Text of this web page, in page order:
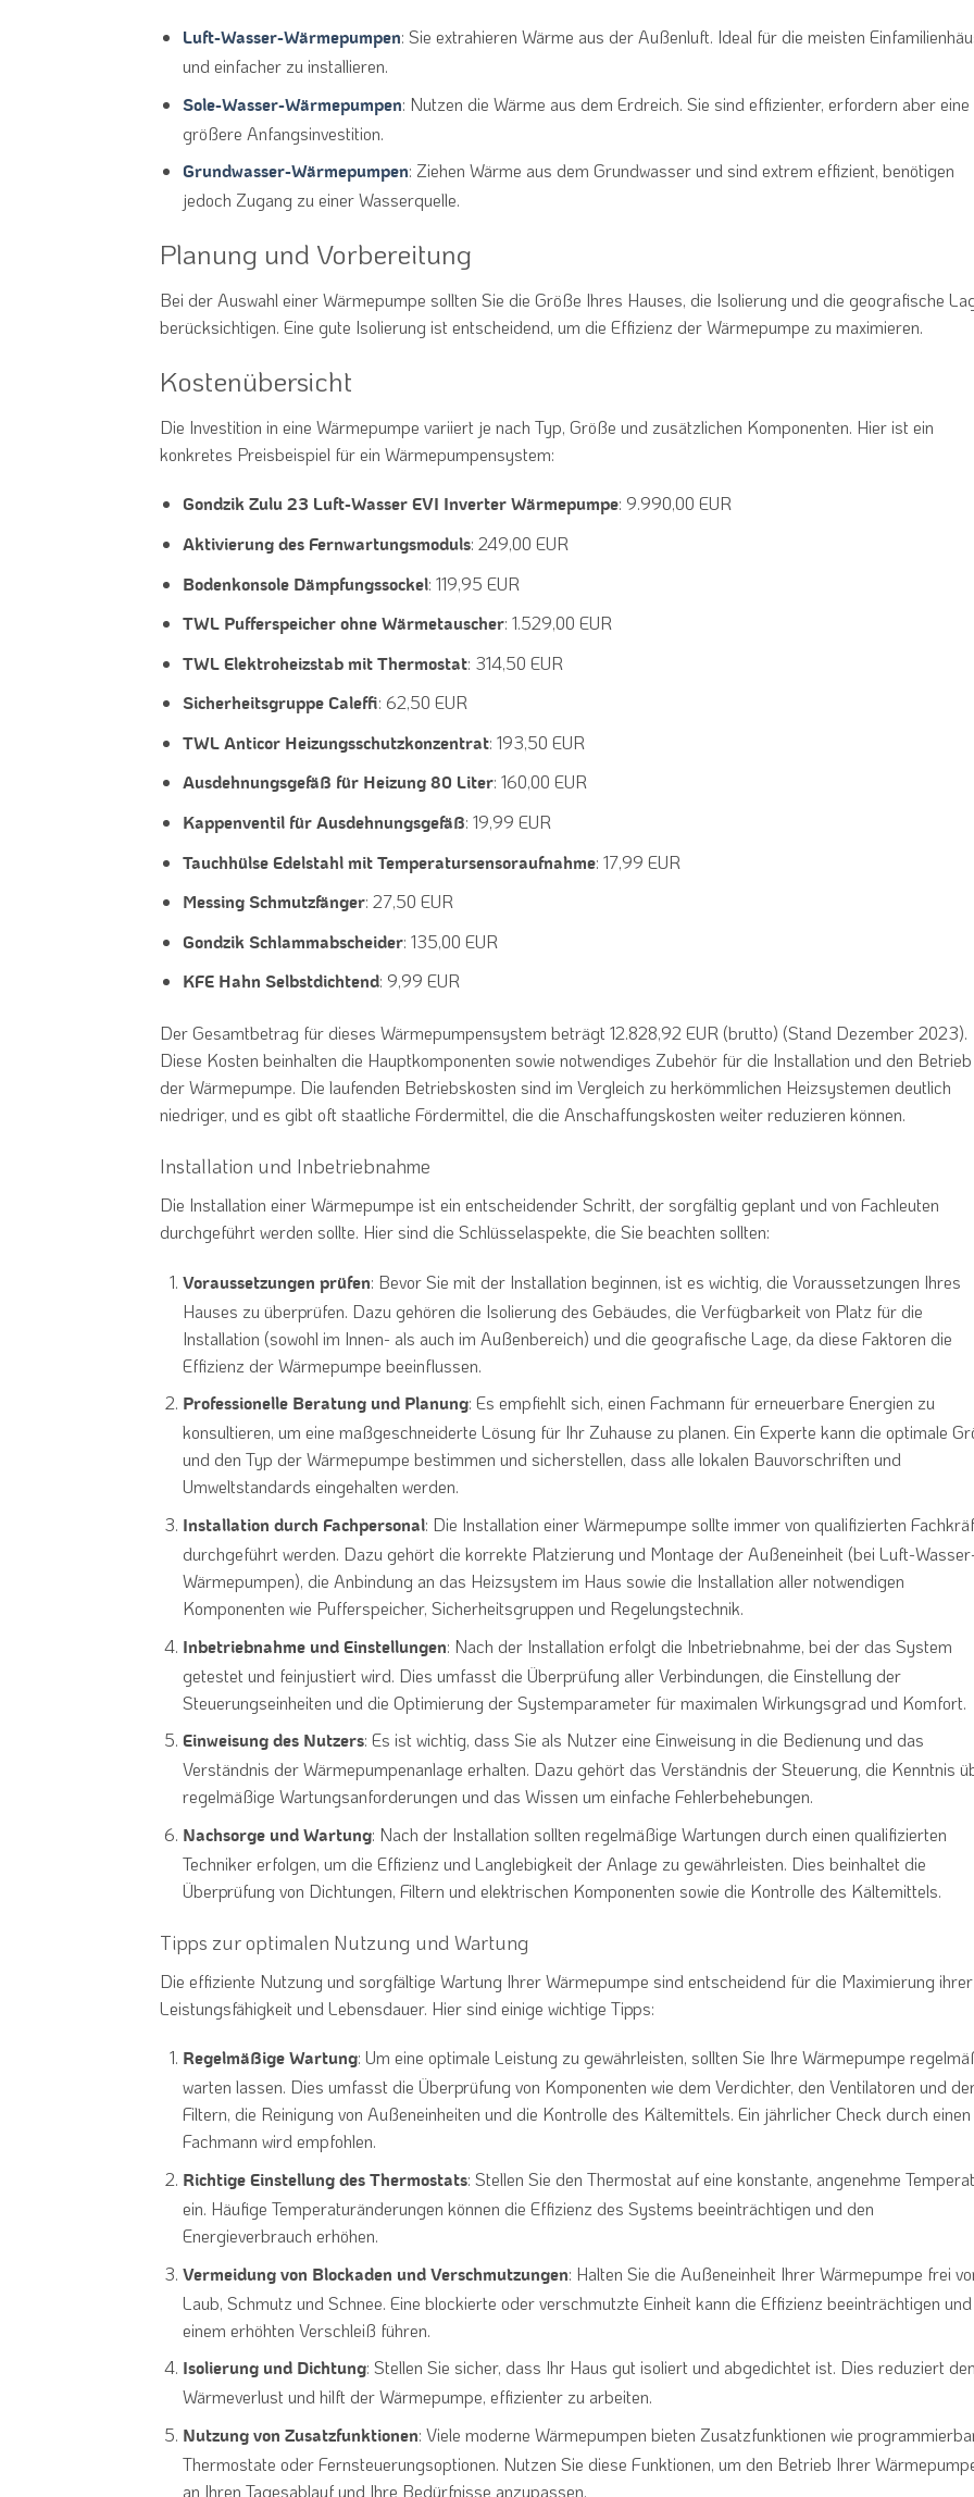
Luft-Wasser-Wärmepumpen: Sie extrahieren Wärme aus der Außenluft. Ideal für die meisten
und einfacher zu installieren.
Sole-Wasser-Wärmepumpen: Nutzen die Wärme aus dem Erdreich. Sie sind effizienter, erfordern aber eine
größere Anfangsinvestition.
Grundwasser-Wärmepumpen: Ziehen Wärme aus dem Grundwasser und sind extrem effizient, benötigen
jedoch Zugang zu einer Wasserquelle.
Planung und Vorbereitung
Bei der Auswahl einer Wärmepumpe sollten Sie die Größe Ihres Hauses, die Isolierung und die geografische
berücksichtigen. Eine gute Isolierung ist entscheidend, um die Effizienz der Wärmepumpe zu maximieren.
Kostenübersicht
Die Investition in eine Wärmepumpe variiert je nach Typ, Größe und zusätzlichen Komponenten. Hier ist ein
konkretes Preisbeispiel für ein Wärmepumpensystem:
Gondzik Zulu 23 Luft-Wasser EVI Inverter Wärmepumpe: 9.990,00 EUR
Aktivierung des Fernwartungsmoduls: 249,00 EUR
Bodenkonsole Dämpfungssockel: 119,95 EUR
TWL Pufferspeicher ohne Wärmetauscher: 1.529,00 EUR
TWL Elektroheizstab mit Thermostat: 314,50 EUR
Sicherheitsgruppe Caleffi: 62,50 EUR
TWL Anticor Heizungsschutzkonzentrat: 193,50 EUR
Ausdehnungsgefäß für Heizung 80 Liter: 160,00 EUR
Kappenventil für Ausdehnungsgefäß: 19,99 EUR
Tauchhülse Edelstahl mit Temperatursensoraufnahme: 17,99 EUR
Messing Schmutzfänger: 27,50 EUR
Gondzik Schlammabscheider: 135,00 EUR
KFE Hahn Selbstdichtend: 9,99 EUR
Der Gesamtbetrag für dieses Wärmepumpensystem beträgt 12.828,92 EUR (brutto) (Stand Dezember 2023).
Diese Kosten beinhalten die Hauptkomponenten sowie notwendiges Zubehör für die Installation und den Betrieb
der Wärmepumpe. Die laufenden Betriebskosten sind im Vergleich zu herkömmlichen Heizsystemen deutlich
niedriger, und es gibt oft staatliche Fördermittel, die die Anschaffungskosten weiter reduzieren können.
Installation und Inbetriebnahme
Die Installation einer Wärmepumpe ist ein entscheidender Schritt, der sorgfältig geplant und von Fachleuten
durchgeführt werden sollte. Hier sind die Schlüsselaspekte, die Sie beachten sollten:
Voraussetzungen prüfen: Bevor Sie mit der Installation beginnen, ist es wichtig, die Voraussetzungen Ihres
Hauses zu überprüfen. Dazu gehören die Isolierung des Gebäudes, die Verfügbarkeit von Platz für die
Installation (sowohl im Innen- als auch im Außenbereich) und die geografische Lage, da diese Faktoren die
Effizienz der Wärmepumpe beeinflussen.
Professionelle Beratung und Planung: Es empfiehlt sich, einen Fachmann für erneuerbare Energien zu
konsultieren, um eine maßgeschneiderte Lösung für Ihr Zuhause zu planen. Ein Experte kann die optimale
und den Typ der Wärmepumpe bestimmen und sicherstellen, dass alle lokalen Bauvorschriften und
Umweltstandards eingehalten werden.
Installation durch Fachpersonal: Die Installation einer Wärmepumpe sollte immer von qualifizierten
durchgeführt werden. Dazu gehört die korrekte Platzierung und Montage der Außeneinheit (bei Luft-
Wärmepumpen), die Anbindung an das Heizsystem im Haus sowie die Installation aller notwendigen
Komponenten wie Pufferspeicher, Sicherheitsgruppen und Regelungstechnik.
Inbetriebnahme und Einstellungen: Nach der Installation erfolgt die Inbetriebnahme, bei der das System
getestet und feinjustiert wird. Dies umfasst die Überprüfung aller Verbindungen, die Einstellung der
Steuerungseinheiten und die Optimierung der Systemparameter für maximalen Wirkungsgrad und Komfort.
Einweisung des Nutzers: Es ist wichtig, dass Sie als Nutzer eine Einweisung in die Bedienung und das
Verständnis der Wärmepumpenanlage erhalten. Dazu gehört das Verständnis der Steuerung, die Kenntnis
regelmäßige Wartungsanforderungen und das Wissen um einfache Fehlerbehebungen.
Nachsorge und Wartung: Nach der Installation sollten regelmäßige Wartungen durch einen qualifizierten
Techniker erfolgen, um die Effizienz und Langlebigkeit der Anlage zu gewährleisten. Dies beinhaltet die
Überprüfung von Dichtungen, Filtern und elektrischen Komponenten sowie die Kontrolle des Kältemittels.
Tipps zur optimalen Nutzung und Wartung
Die effiziente Nutzung und sorgfältige Wartung Ihrer Wärmepumpe sind entscheidend für die Maximierung ihrer
Leistungsfähigkeit und Lebensdauer. Hier sind einige wichtige Tipps:
Regelmäßige Wartung: Um eine optimale Leistung zu gewährleisten, sollten Sie Ihre Wärmepumpe
warten lassen. Dies umfasst die Überprüfung von Komponenten wie dem Verdichter, den Ventilatoren und
Filtern, die Reinigung von Außeneinheiten und die Kontrolle des Kältemittels. Ein jährlicher Check durch einen
Fachmann wird empfohlen.
Richtige Einstellung des Thermostats: Stellen Sie den Thermostat auf eine konstante, angenehme
ein. Häufige Temperaturänderungen können die Effizienz des Systems beeinträchtigen und den
Energieverbrauch erhöhen.
Vermeidung von Blockaden und Verschmutzungen: Halten Sie die Außeneinheit Ihrer Wärmepumpe frei
Laub, Schmutz und Schnee. Eine blockierte oder verschmutzte Einheit kann die Effizienz beeinträchtigen
einem erhöhten Verschleiß führen.
Isolierung und Dichtung: Stellen Sie sicher, dass Ihr Haus gut isoliert und abgedichtet ist. Dies reduziert
Wärmeverlust und hilft der Wärmepumpe, effizienter zu arbeiten.
Nutzung von Zusatzfunktionen: Viele moderne Wärmepumpen bieten Zusatzfunktionen wie
Thermostate oder Fernsteuerungsoptionen. Nutzen Sie diese Funktionen, um den Betrieb Ihrer
an Ihren Tagesablauf und Ihre Bedürfnisse anzupassen.